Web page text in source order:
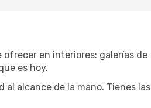
ofrecer en interiores: galerías de
es hoy.
al alcance de la mano. Tienes las